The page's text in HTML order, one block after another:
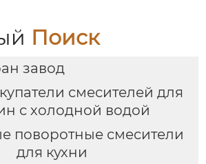
Поиск
завод
смесителей для
с холодной водой
поворотные смесители
для кухни